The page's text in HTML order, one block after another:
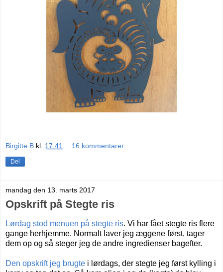
Birgitte B kl. 17.41 16 kommentarer:
Del
mandag den 13. marts 2017
Opskrift på Stegte ris
Lørdag stod menuen på stegte ris. Vi har fået stegte ris flere
gange herhjemme. Normalt laver jeg æggene først, tager
dem op og så steger jeg de andre ingredienser bagefter.
Den opskrift jeg brugte i lørdags, der stegte jeg først kylling i